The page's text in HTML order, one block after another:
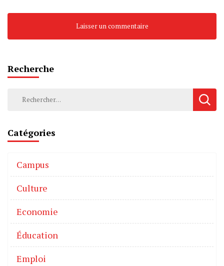
Recherche
Catégories
Campus
Culture
Economie
Éducation
Emploi